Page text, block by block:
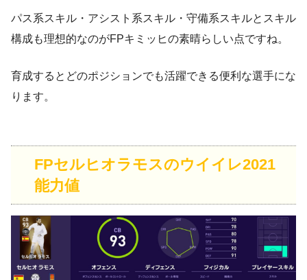
パス系スキル・アシスト系スキル・守備系スキルとスキル
構成も理想的なのがFPキミッヒの素晴らしい点ですね。
育成するとどのポジションでも活躍できる便利な選手にな
ります。
FPセルヒオラモスのウイイレ2021
能力値